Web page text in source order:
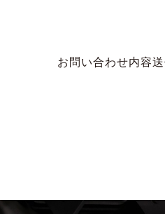
お問い合わせ内容